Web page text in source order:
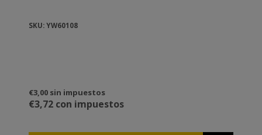
SKU: YW60108
€3,00 sin impuestos
€3,72 con impuestos